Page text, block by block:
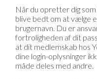
Når du opretter dig som
blive bedt om at vælge
brugernavn. Du er
fortroligheden af dit
at dit medlemskab hos
dine login-oplysninger
måde deles med andre.